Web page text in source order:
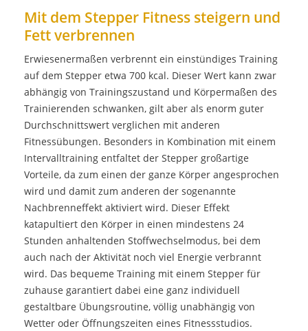
Mit dem Stepper Fitness steigern und
Fett verbrennen
Erwiesenermaßen verbrennt ein einstündiges Training
auf dem Stepper etwa 700 kcal. Dieser Wert kann zwar
abhängig von Trainingszustand und Körpermaßen des
Trainierenden schwanken, gilt aber als enorm guter
Durchschnittswert verglichen mit anderen
Fitnessübungen. Besonders in Kombination mit einem
Intervalltraining entfaltet der Stepper großartige
Vorteile, da zum einen der ganze Körper angesprochen
wird und damit zum anderen der sogenannte
Nachbrenneffekt aktiviert wird. Dieser Effekt
katapultiert den Körper in einen mindestens 24
Stunden anhaltenden Stoffwechselmodus, bei dem
auch nach der Aktivität noch viel Energie verbrannt
wird. Das bequeme Training mit einem Stepper für
zuhause garantiert dabei eine ganz individuell
gestaltbare Übungsroutine, völlig unabhängig von
Wetter oder Öffnungszeiten eines Fitnessstudios.